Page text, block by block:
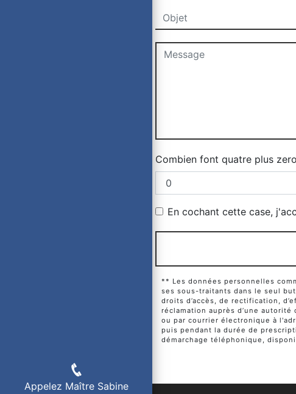
Appelez Maître Sabine
Combien font quatre plus zero
En cochant cette case,
** Les données personnelles
ses sous-traitants dans le seul
droits d’accès, de rectification,
réclamation auprès d’une
ou par courrier électronique à
puis pendant la durée de
démarchage téléphonique,